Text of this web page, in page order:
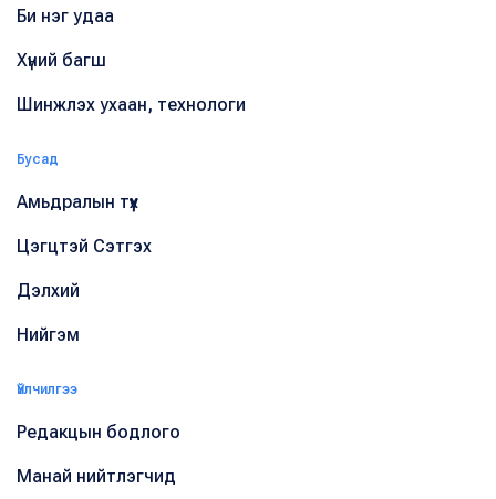
Би нэг удаа
Хүний багш
Шинжлэх ухаан, технологи
Бусад
Амьдралын түүх
Цэгцтэй Сэтгэх
Дэлхий
Нийгэм
Үйлчилгээ
Редакцын бодлого
Манай нийтлэгчид